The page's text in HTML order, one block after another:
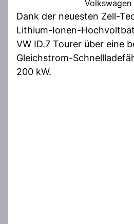
Volkswagen
Dank der neuesten Zell-
Lithium-Ionen-
VW ID.7 Tourer über eine
Gleichstrom-
200 kW.